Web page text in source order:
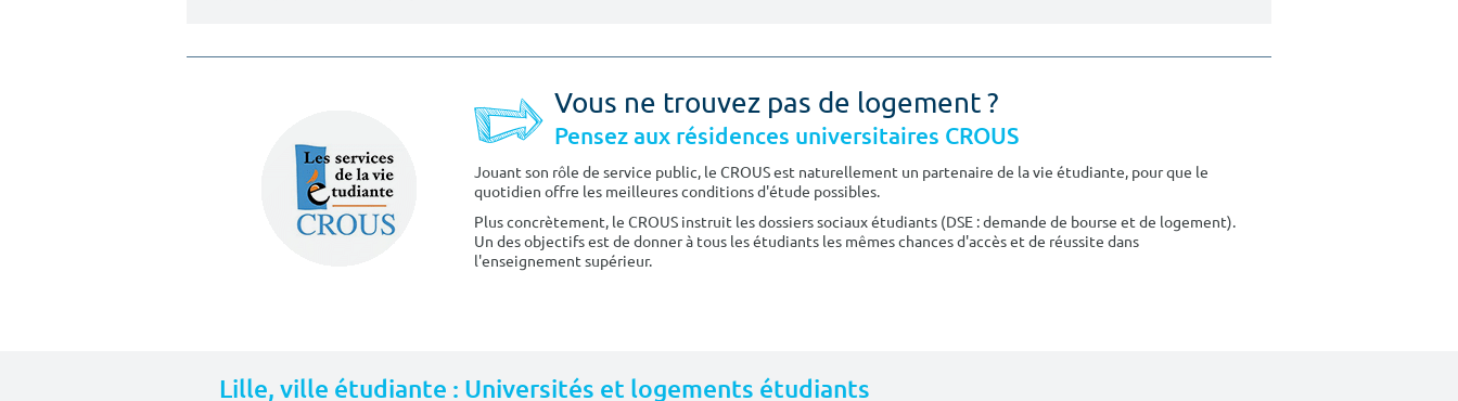
Vous ne trouvez pas de logement ?
Pensez aux résidences universitaires CROUS
Jouant son rôle de service public, le CROUS est naturellement un partenaire de la vie étudiante, pour que le
quotidien offre les meilleures conditions d'étude possibles.
Plus concrètement, le CROUS instruit les dossiers sociaux étudiants (DSE : demande de bourse et de logement).
Un des objectifs est de donner à tous les étudiants les mêmes chances d'accès et de réussite dans
l'enseignement supérieur.
Lille, ville étudiante : Universités et logements étudiants